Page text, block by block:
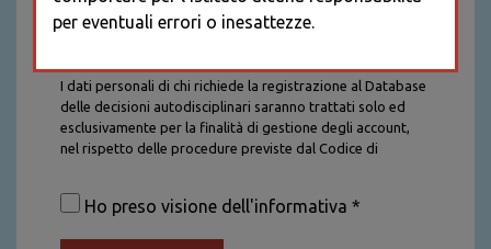
I dati personali di chi richiede la registrazione al Database
delle decisioni autodisciplinari saranno trattati solo ed
esclusivamente per la finalità di gestione degli account,
nel rispetto delle procedure previste dal Codice di
saranno trattati con tutte le cautele richieste dalla legge e
saranno conservati per la durata stabilita caso per caso
Ho preso visione dell'informativa *
per eventuali errori o inesattezze.